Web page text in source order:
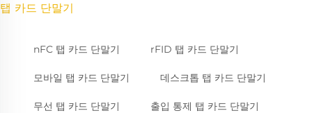
탭 카드 단말기
nFC 탭 카드 단말기 rFID 탭 카드 단말기
모바일 탭 카드 단말기 데스크톱 탭 카드 단말기
무선 탭 카드 단말기 출입 통제 탭 카드 단말기